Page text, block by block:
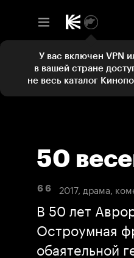
50
6 6 2017, драма,
В 50 лет
Остроумная
обаятельной
У вас включен VPN
в вашей стране
не весь каталог